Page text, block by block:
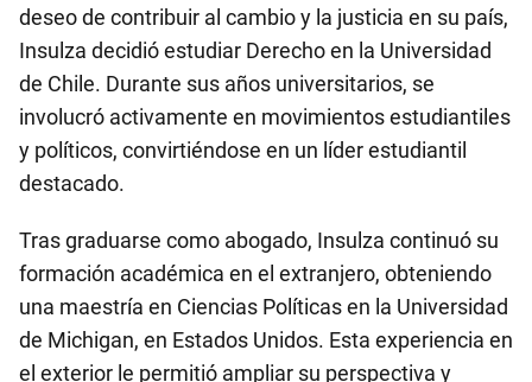
deseo de contribuir al cambio y la justicia en su país,
Insulza decidió estudiar Derecho en la Universidad
de Chile. Durante sus años universitarios, se
involucró activamente en movimientos estudiantiles
y políticos, convirtiéndose en un líder estudiantil
destacado.
Tras graduarse como abogado, Insulza continuó su
formación académica en el extranjero, obteniendo
una maestría en Ciencias Políticas en la Universidad
de Michigan, en Estados Unidos. Esta experiencia en
el exterior le permitió ampliar su perspectiva y